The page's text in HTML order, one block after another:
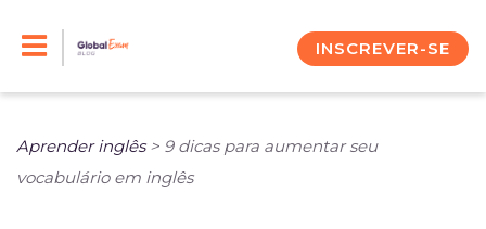
INSCREVER-SE
Aprender inglês> 9 dicas para aumentar seu
vocabulário em inglês